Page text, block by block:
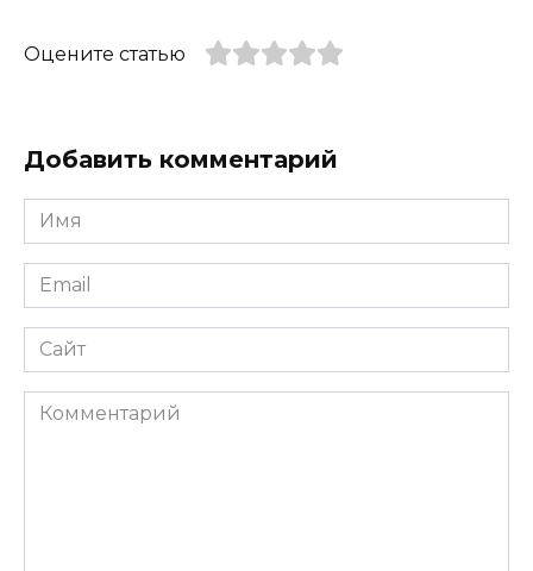
Оцените статью
Добавить комментарий
Имя
*
Email
*
Сайт
Комментарий